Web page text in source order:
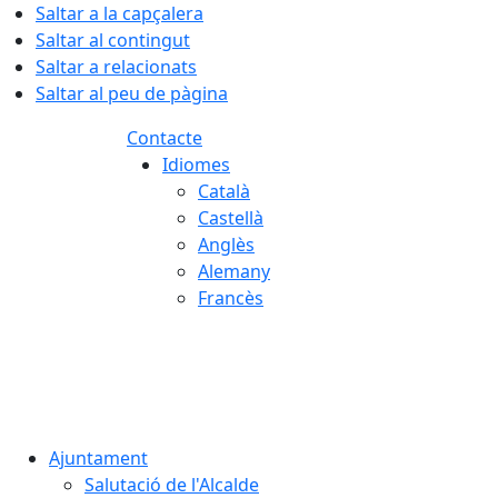
Saltar a la capçalera
Saltar al contingut
Saltar a relacionats
Saltar al peu de pàgina
Contacte
Idiomes
Català
Castellà
Anglès
Alemany
Francès
Ajuntament
Salutació de l'Alcalde